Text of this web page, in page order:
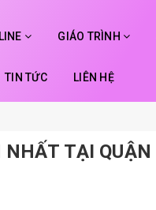
GIÁO TRÌNH
TIN TỨC LIÊN HỆ
NHẤT TẠI QUẬN